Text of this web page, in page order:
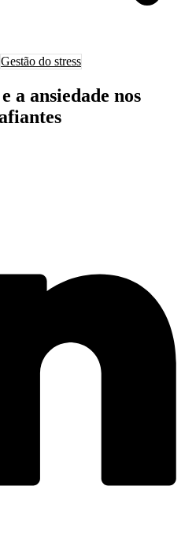
Gestão do stress
a ansiedade nos